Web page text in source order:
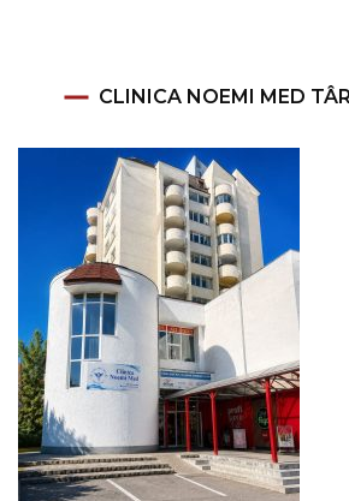
CLINICA NOEMI MED